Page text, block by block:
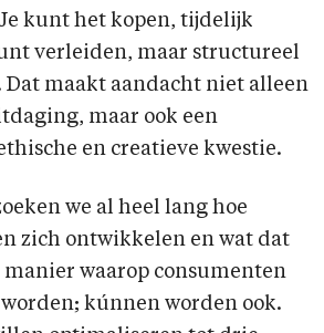
kunt het kopen, tijdelijk
verleiden, maar structureel
Dat maakt aandacht niet alleen
maar ook een
en creatieve kwestie.
we al heel lang hoe
zich ontwikkelen en wat dat
manier waarop consumenten
kúnnen worden ook.